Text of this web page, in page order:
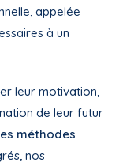
appelée
à un
leur motivation,
de leur futur
méthodes
nos